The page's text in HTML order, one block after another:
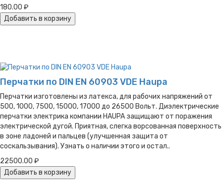
180.00 ₽
Добавить в корзину
Перчатки по DIN EN 60903 VDE Haupa
Перчатки изготовлены из латекса, для рабочих напряжений от
500, 1000, 7500, 15000, 17000 до 26500 Вольт. Диэлектрические
перчатки электрика компании HAUPA защищают от поражения
электрической дугой. Приятная, слегка ворсованная поверхность
в зоне ладоней и пальцев (улучшенная защита от
соскальзывания). Узнать о наличии этого и остал..
22500.00 ₽
Добавить в корзину